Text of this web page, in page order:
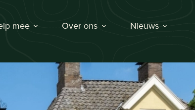
mee Over ons Nieuws